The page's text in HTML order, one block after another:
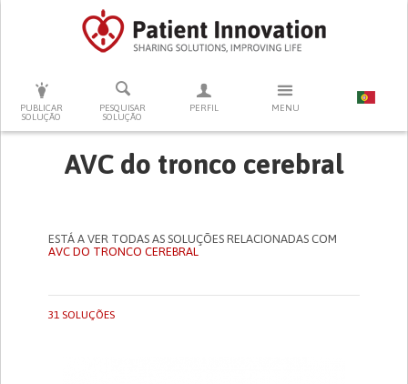
PUBLICAR
SOLUÇÃO
PESQUISAR
SOLUÇÃO
PERFIL MENU
PRESSIONE ENTER PARA PESQUISAR
AVC do tronco cerebral
ESTÁ A VER TODAS AS SOLUÇÕES RELACIONADAS COM
AVC DO TRONCO CEREBRAL
31 SOLUÇÕES